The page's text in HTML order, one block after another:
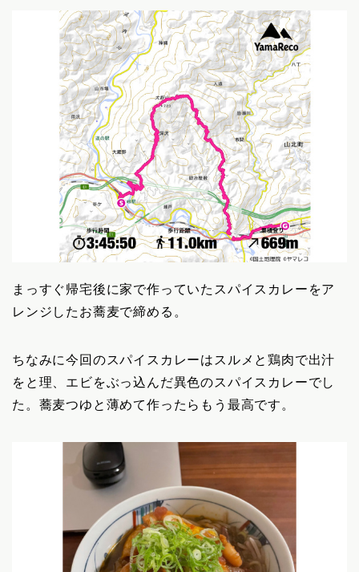
まっすぐ帰宅後に家で作っていたスパイスカレーをア
レンジしたお蕎麦で締める。
ちなみに今回のスパイスカレーはスルメと鶏肉で出汁
をと理、エビをぶっ込んだ異色のスパイスカレーでし
た。蕎麦つゆと薄めて作ったらもう最高です。